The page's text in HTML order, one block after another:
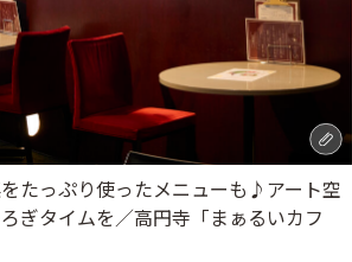
たっぷり使ったメニューも♪アート空
ぎタイムを／高円寺「まぁるいカフ